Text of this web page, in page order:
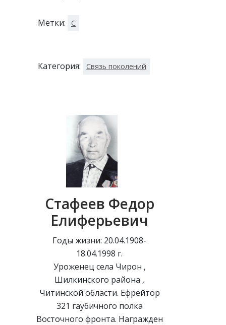
Метки: С
Категория: Связь поколений
Стафеев Федор
Елиферьевич
Годы жизни: 20.04.1908-
18.04.1998 г.
Уроженец села Чирон ,
Шилкинского района ,
Читинской области. Ефрейтор
321 гаубичного полка
Восточного фронта. Награжден